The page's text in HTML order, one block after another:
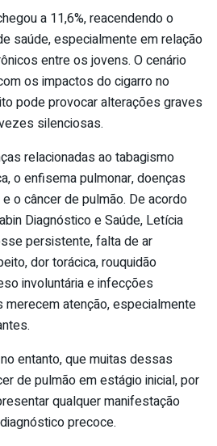
a 11,6%, reacendendo o
saúde, especialmente em relação
entre os jovens. O cenário
os impactos do cigarro no
pode provocar alterações graves
silenciosas.
relacionadas ao tabagismo
o enfisema pulmonar, doenças
o câncer de pulmão. De acordo
Diagnóstico e Saúde, Letícia
persistente, falta de ar
dor torácica, rouquidão
involuntária e infecções
atenção, especialmente
entanto, que muitas dessas
de pulmão em estágio inicial, por
qualquer manifestação
precoce.